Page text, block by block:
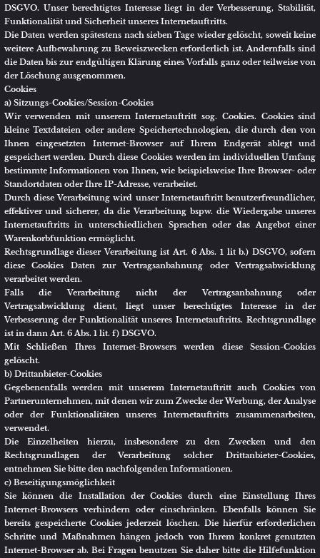
Internet-Browser ab. Bei Fragen benutzen Sie daher bitte die Hilfefunktion
oder Dokumentation Ihres Internet-Browsers oder wenden sich an dessen
Hersteller bzw. Support. Bei sog. Flash-Cookies kann die Verarbeitung
allerdings nicht über die Einstellungen des Browsers unterbunden werden.
Stattdessen müssen Sie insoweit die Einstellung Ihres Flash-Players ändern.
Auch die hierfür erforderlichen Schritte und Maßnahmen hängen von
Ihrem konkret genutzten Flash-Player ab. Bei Fragen benutzen Sie daher
bitte ebenso die Hilfefunktion oder Dokumentation Ihres Flash-Players oder
wenden sich an den Hersteller bzw. Benutzer-Support.
Sollten Sie die Installation der Cookies verhindern oder einschränken, kann
dies allerdings dazu führen, dass nicht sämtliche Funktionen unseres
Internetauftritts vollumfänglich nutzbar sind.
Vertragsabwicklung
Die von Ihnen zur Inanspruchnahme unseres Waren- und/oder
Dienstleistungsangebots übermittelten Daten werden von uns zum Zwecke
der Vertragsabwicklung verarbeitet und sind insoweit erforderlich.
Vertragsschluss und Vertragsabwicklung sind ohne Bereitstellung Ihrer
Daten nicht möglich.
Rechtsgrundlage für die Verarbeitung ist Art. 6 Abs. 1 lit. b) DSGVO.
Wir löschen die Daten mit vollständiger Vertragsabwicklung, müssen dabei
aber die steuer- und handelsrechtlichen Aufbewahrungsfristen beachten.
Im Rahmen der Vertragsabwicklung geben wir Ihre Daten an das mit der
Warenlieferung beauftragte Transportunternehmen oder an den
Finanzdienstleister weiter, soweit die Weitergabe zur Warenauslieferung
oder zu Bezahlzwecken erforderlich ist.
Rechtsgrundlage für die Weitergabe der Daten ist dann Art. 6 Abs. 1 lit. b)
DSGVO.
Kundenkonto / Registrierungsfunktion
Falls Sie über unseren Internetauftritt ein Kundenkonto bei uns anlegen,
bspw. Ihren Namen, Ihre Anschrift oder Ihre E-Mail-Adresse) ausschließlich
für vorvertragliche Leistungen, für die Vertragserfüllung oder zum Zwecke
der Kundenpflege (bspw. um Ihnen eine Übersicht über Ihre bisherigen
Bestellungen bei uns zur Verfügung zu stellen oder um Ihnen die sog.
Merkzettelfunktion anbieten zu können) erheben und speichern.
Gleichzeitig speichern wir dann die IP-Adresse und das Datum Ihrer
natürlich nicht.
Im Rahmen des weiteren Anmeldevorgangs wird Ihre Einwilligung in diese
Verarbeitung eingeholt und auf diese Datenschutzerklärung verwiesen. Die
dabei von uns erhobenen Daten werden ausschließlich für die
Zurverfügungstellung des Kundenkontos verwendet.
Soweit Sie in diese Verarbeitung einwilligen, ist Art. 6 Abs. 1 lit. a) DSGVO
Sofern die Eröffnung des Kundenkontos zusätzlich auch vorvertraglichen
Maßnahmen oder der Vertragserfüllung dient, so ist Rechtsgrundlage für
diese Verarbeitung auch noch Art. 6 Abs. 1 lit. b) DSGVO.
Die uns erteilte Einwilligung in die Eröffnung und den Unterhalt des
Kundenkontos können Sie gemäß Art. 7 Abs. 3 DSGVO jederzeit mit
Wirkung für die Zukunft widerrufen. Hierzu müssen Sie uns lediglich über
Ihren Widerruf in Kenntnis setzen.
Die insoweit erhobenen Daten werden gelöscht, sobald die Verarbeitung
nicht mehr erforderlich ist. Hierbei müssen wir aber steuer- und
handelsrechtliche Aufbewahrungsfristen beachten.
Newsletter
Falls Sie sich für unseren kostenlosen Newsletter anmelden, werden die von
Ihnen hierzu abgefragten Daten, also Ihre E-Mail-Adresse sowie - optional -
Ihr Name und Ihre Anschrift, an uns übermittelt. Gleichzeitig speichern wir